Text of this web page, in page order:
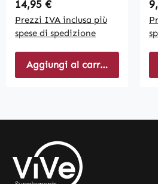
Regular price:
14,95 €
Prezzi IVA inclusa più
spese di spedizione
Aggiungi al carrello